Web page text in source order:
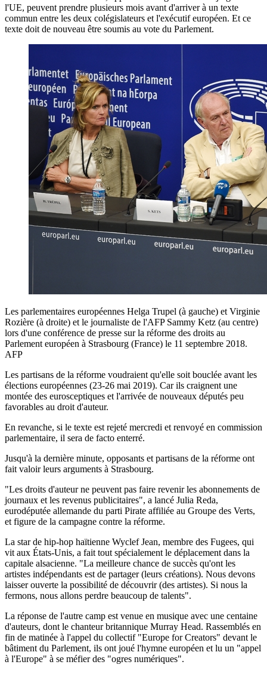
l'UE, peuvent prendre plusieurs mois avant d'arriver à un texte
commun entre les deux colégislateurs et l'exécutif européen. Et ce
texte doit de nouveau être soumis au vote du Parlement.
Les parlementaires européennes Helga Trupel (à gauche) et Virginie
Rozière (à droite) et le journaliste de l'AFP Sammy Ketz (au centre)
lors d'une conférence de presse sur la réforme des droits au
Parlement européen à Strasbourg (France) le 11 septembre 2018.
AFP
Les partisans de la réforme voudraient qu'elle soit bouclée avant les
élections européennes (23-26 mai 2019). Car ils craignent une
montée des eurosceptiques et l'arrivée de nouveaux députés peu
favorables au droit d'auteur.
En revanche, si le texte est rejeté mercredi et renvoyé en commission
parlementaire, il sera de facto enterré.
Jusqu'à la dernière minute, opposants et partisans de la réforme ont
fait valoir leurs arguments à Strasbourg.
"Les droits d'auteur ne peuvent pas faire revenir les abonnements de
journaux et les revenus publicitaires", a lancé Julia Reda,
eurodéputée allemande du parti Pirate affiliée au Groupe des Verts,
et figure de la campagne contre la réforme.
La star de hip-hop haïtienne Wyclef Jean, membre des Fugees, qui
vit aux États-Unis, a fait tout spécialement le déplacement dans la
capitale alsacienne. "La meilleure chance de succès qu'ont les
artistes indépendants est de partager (leurs créations). Nous devons
laisser ouverte la possibilité de découvrir (des artistes). Si nous la
fermons, nous allons perdre beaucoup de talents".
La réponse de l'autre camp est venue en musique avec une centaine
d'auteurs, dont le chanteur britannique Murray Head. Rassemblés en
fin de matinée à l'appel du collectif "Europe for Creators" devant le
bâtiment du Parlement, ils ont joué l'hymne européen et lu un "appel
à l'Europe" à se méfier des "ogres numériques".